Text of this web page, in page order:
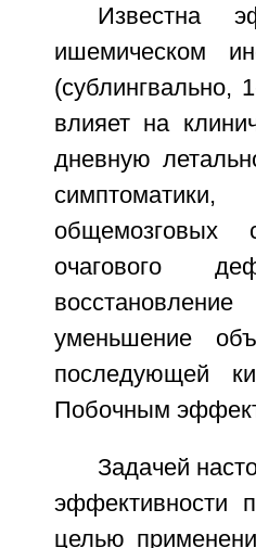
Известна
ишемическом
(сублингвально,
влияет на
дневную
общемозговых
очагового
уменьшение
последующей
Побочным
Задачей
эффективности
целью